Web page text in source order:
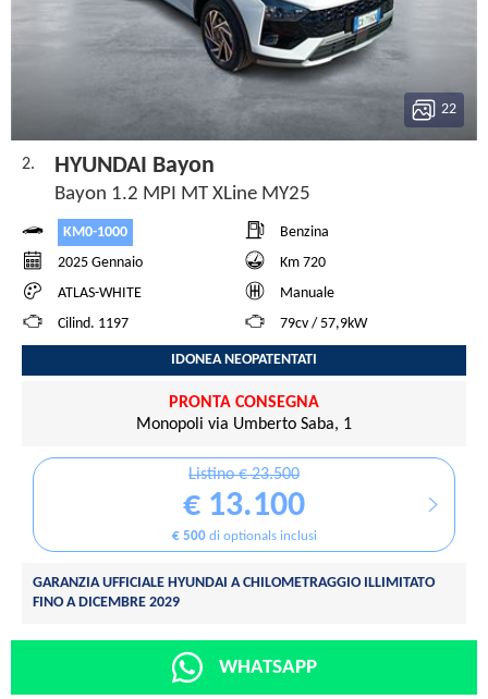
22
2. HYUNDAI Bayon
Bayon 1.2 MPI MT XLine MY25
KM0-1000
Benzina
2025 Gennaio
Km 720
ATLAS-WHITE
Manuale
Cilind. 1197
79cv / 57,9kW
IDONEA NEOPATENTATI
PRONTA CONSEGNA
Monopoli via Umberto Saba, 1
Listino € 23.500
€ 13.100
€ 500di optionals inclusi
GARANZIA UFFICIALE HYUNDAI A CHILOMETRAGGIO ILLIMITATO
FINO A DICEMBRE 2029
WHATSAPP